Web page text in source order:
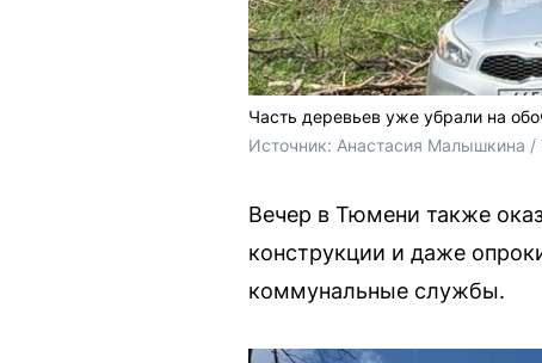
Часть деревьев уже убрали на
Источник: Анастасия Малышкина /
Вечер в Тюмени также
конструкции и даже
коммунальные службы.